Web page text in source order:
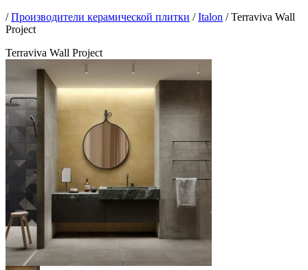
/Производители керамической плитки /Italon / Terraviva Wall
Project
Terraviva Wall Project